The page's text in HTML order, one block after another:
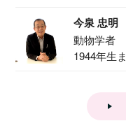
今泉 忠明
動物学者
1944年生